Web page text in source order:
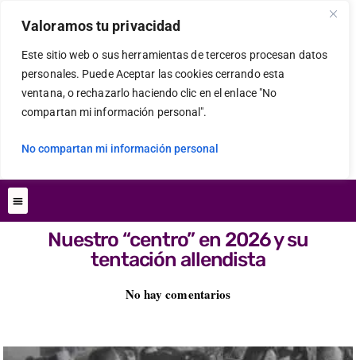
Valoramos tu privacidad
Este sitio web o sus herramientas de terceros procesan datos
personales. Puede Aceptar las cookies cerrando esta
ventana, o rechazarlo haciendo clic en el enlace "No
compartan mi información personal".
No compartan mi información personal
Nuestro “centro” en 2026 y su
tentación allendista
No hay comentarios